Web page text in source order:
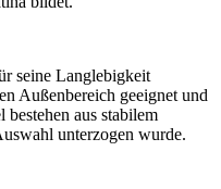
seine Langlebigkeit
Außenbereich geeignet und
aus stabilem
unterzogen wurde.